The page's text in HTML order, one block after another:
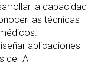
la capacidad
las técnicas
aplicaciones
de IA